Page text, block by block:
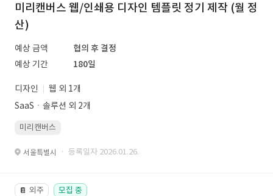
미리캔버스 웹/인쇄용 디자인 템플릿 정기 제작 (월 정
산)
예상 금액
협의 후 결정
예상 기간
180일
디자인
웹 외 1개
SaaSㆍ솔루션 외 2개
미리캔버스
서울특별시 · 등록일자 2026.01.26.
📔 외주 모집 중